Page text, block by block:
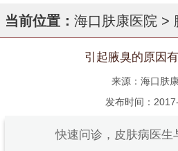
当前位置： 海口肤康医院 >
引起腋臭的原因
来源：海口肤
发布时间：
快速问诊，皮肤病医生